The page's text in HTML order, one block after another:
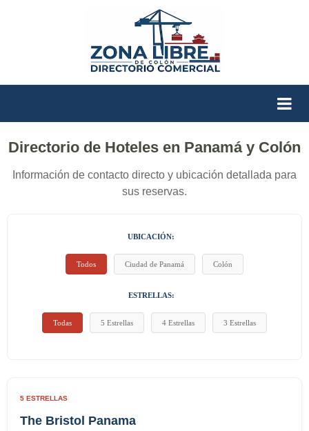
Directorio de Hoteles en Panamá y Colón
Información de contacto directo y ubicación detallada para
sus reservas.
UBICACIÓN:
Todos Ciudad de Panamá Colón
ESTRELLAS:
Todas 5 Estrellas 4 Estrellas 3 Estrellas
5 ESTRELLAS
The Bristol Panama